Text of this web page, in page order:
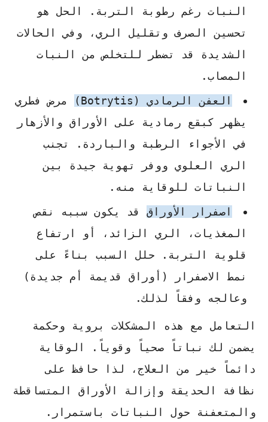
النبات رغم رطوبة التربة. الحل هو
تحسين الصرف وتقليل الري، وفي الحالات
الشديدة قد تضطر للتخلص من النبات
المصاب.
العفن الرمادي (Botrytis)
مرض فطري
يظهر كبقع رمادية على الأوراق والأزهار
في الأجواء الرطبة والباردة. تجنب
الري العلوي ووفر تهوية جيدة بين
النباتات للوقاية منه.
اصفرار الأوراق قد يكون سببه نقص
المغذيات، الري الزائد، أو ارتفاع
قلوية التربة. حلل السبب بناءً على
نمط الاصفرار (أوراق قديمة أم جديدة)
وعالجه وفقاً لذلك.
التعامل مع هذه المشكلات بروية وحكمة
يضمن لك نباتاً صحياً وقوياً. الوقاية
دائماً خير من العلاج، لذا حافظ على
نظافة الحديقة وإزالة الأوراق المتساقطة
والمتعفنة حول النباتات باستمرار.